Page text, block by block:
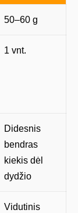
50–60 g
1 vnt.
Didesnis
bendras
kiekis dėl
dydžio
Vidutinis